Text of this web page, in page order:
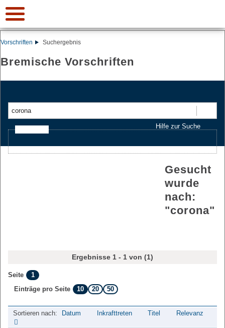
Vorschriften Suchergebnis
Bremische Vorschriften
Hilfe zur Suche
Gesucht
wurde
nach:
"corona"
Ergebnisse 1 - 1 von (1)
Seite
1
Einträge pro Seite
10 20 50
Sortieren nach: Datum Inkrafttreten Titel Relevanz